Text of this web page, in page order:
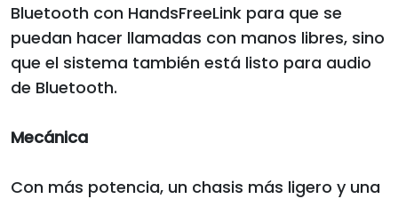
Bluetooth con HandsFreeLink para que se
puedan hacer llamadas con manos libres, sino
que el sistema también está listo para audio
de Bluetooth.
Mecánica
Con más potencia, un chasis más ligero y una